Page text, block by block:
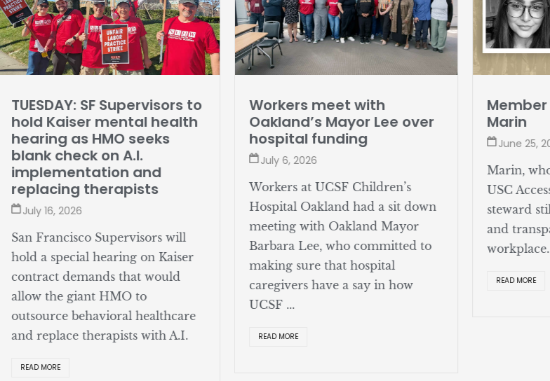
SF Supervisors to
Kaiser mental health
as HMO seeks
check on A.I.
and
therapists
July 16, 2026
Francisco Supervisors will
a special hearing on Kaiser
demands that would
the giant HMO to
behavioral healthcare
replace therapists with A.I.
MORE
Workers meet with
Oakland’s Mayor Lee over
hospital funding
July 6, 2026
Workers at UCSF Children’s
Hospital Oakland had a sit down
meeting with Oakland Mayor
Barbara Lee, who committed to
making sure that hospital
caregivers have a say in how
UCSF ...
READ MORE
Member
Marin
June 25, 2026
Marin, who
USC Access
steward still
and
workplace.
READ MORE